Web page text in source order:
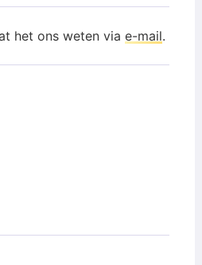
het ons weten via e-mail.